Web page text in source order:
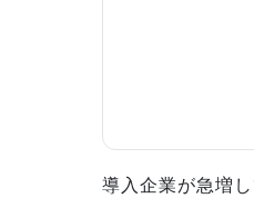
導入企業が急増